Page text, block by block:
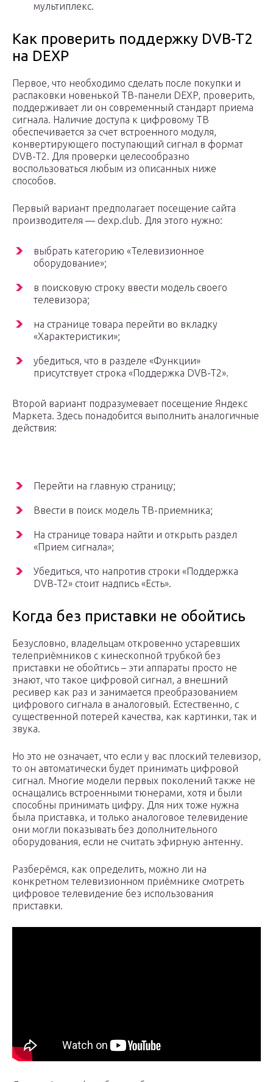
мультиплекс.
Как проверить поддержку DVB-T2
на DEXP
Первое, что необходимо сделать после покупки и
распаковки новенькой ТВ-панели DEXP, проверить,
поддерживает ли он современный стандарт приема
сигнала. Наличие доступа к цифровому ТВ
обеспечивается за счет встроенного модуля,
конвертирующего поступающий сигнал в формат
DVB-T2. Для проверки целесообразно
воспользоваться любым из описанных ниже
способов.
Первый вариант предполагает посещение сайта
производителя — dexp.club. Для этого нужно:
выбрать категорию «Телевизионное
оборудование»;
в поисковую строку ввести модель своего
телевизора;
на странице товара перейти во вкладку
«Характеристики»;
убедиться, что в разделе «Функции»
присутствует строка «Поддержка DVB-T2».
Второй вариант подразумевает посещение Яндекс
Маркета. Здесь понадобится выполнить аналогичные
действия:
Перейти на главную страницу;
Ввести в поиск модель ТВ-приемника;
На странице товара найти и открыть раздел
«Прием сигнала»;
Убедиться, что напротив строки «Поддержка
DVB-T2» стоит надпись «Есть».
Когда без приставки не обойтись
Безусловно, владельцам откровенно устаревших
телеприёмников с кинескопной трубкой без
приставки не обойтись – эти аппараты просто не
знают, что такое цифровой сигнал, а внешний
ресивер как раз и занимается преобразованием
цифрового сигнала в аналоговый. Естественно, с
существенной потерей качества, как картинки, так и
звука.
Но это не означает, что если у вас плоский телевизор,
то он автоматически будет принимать цифровой
сигнал. Многие модели первых поколений также не
оснащались встроенными тюнерами, хотя и были
способны принимать цифру. Для них тоже нужна
была приставка, и только аналоговое телевидение
они могли показывать без дополнительного
оборудования, если не считать эфирную антенну.
Разберёмся, как определить, можно ли на
конкретном телевизионном приёмнике смотреть
цифровое телевидение без использования
приставки.